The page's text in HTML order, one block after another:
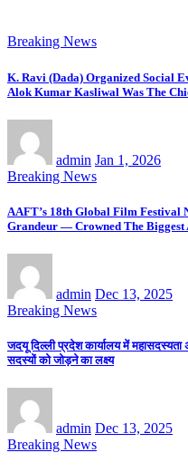
Breaking News
K. Ravi (Dada) Organized Social
Alok Kumar Kasliwal Was The
admin Jan 1, 2026
Breaking News
AAFT’s 18th Global Film Festival
Grandeur — Crowned The
admin Dec 13, 2025
Breaking News
जदयू दिल्ली प्रदेश कार्यालय में
सदस्यों को जोड़ने का लक्ष्य
admin Dec 13, 2025
Breaking News